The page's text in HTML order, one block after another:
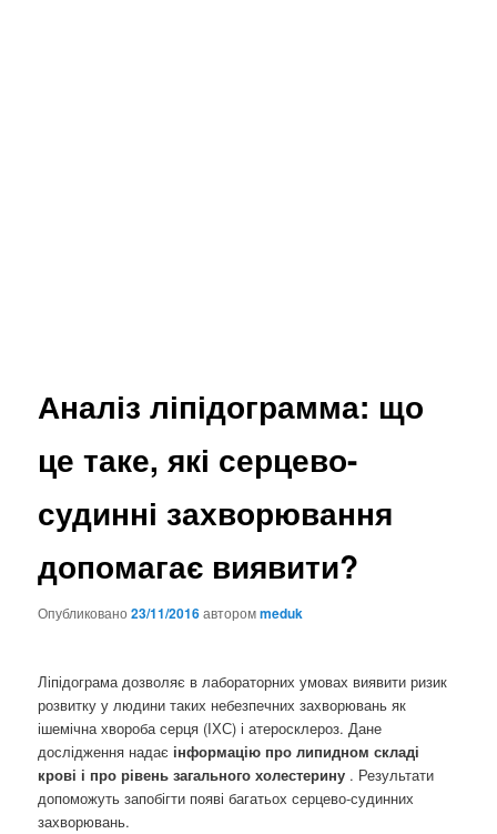
Аналіз ліпідограмма: що
це таке, які серцево-
судинні захворювання
допомагає виявити?
Опубликовано23/11/2016авторомmeduk
Ліпідограма дозволяє в лабораторних умовах виявити ризик
розвитку у людини таких небезпечних захворювань як
ішемічна хвороба серця (ІХС) і атеросклероз. Дане
дослідження надає інформацію про липидном складі
крові і про рівень загального холестерину . Результати
допоможуть запобігти появі багатьох серцево-судинних
захворювань.